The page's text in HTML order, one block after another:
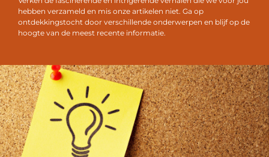
hebben verzameld en mis onze artikelen niet. Ga op
ontdekkingstocht door verschillende onderwerpen en blijf op de
hoogte van de meest recente informatie.